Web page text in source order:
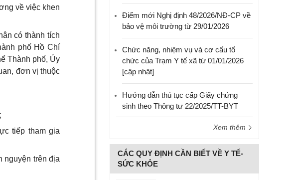
về việc khen
có thành tích
phố Hồ Chí
Thành phố, Ủy
đơn vị thuộc
tiếp tham gia
nguyện trên địa
Điểm mới Nghị định 48/2026/NĐ-CP về
bảo vệ môi trường từ 29/01/2026
Chức năng, nhiệm vụ và cơ cấu tổ
chức của Trạm Y tế xã từ 01/01/2026
[cập nhật]
Hướng dẫn thủ tục cấp Giấy chứng
sinh theo Thông tư 22/2025/TT-BYT
Xem thêm
CÁC QUY ĐỊNH CẦN BIẾT VỀ Y TẾ-
SỨC KHỎE